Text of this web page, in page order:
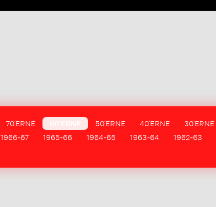
70'ERNE 50'ERNE 40'ERNE 30'ERNE
1966-67 1965-66 1964-65 1963-64 1962-63